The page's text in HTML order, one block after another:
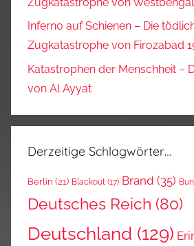
Inferno auf Schienen – Die
Zugkatastrophe von Firozabad
Katastrophen der Menschheit –
von Al Ayyat
Derzeitige Schlagwörter…
Berlin (21) Blackout (17) Brand (35)
Deutsches Reich (80)
Deutschland (129)